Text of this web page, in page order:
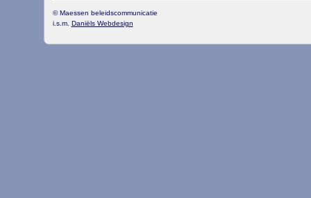
© Maessen beleidscommunicatie
i.s.m. Daniëls Webdesign